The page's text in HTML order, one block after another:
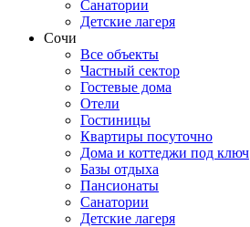
Санатории
Детские лагеря
Сочи
Все объекты
Частный сектор
Гостевые дома
Отели
Гостиницы
Квартиры посуточно
Дома и коттеджи под ключ
Базы отдыха
Пансионаты
Санатории
Детские лагеря